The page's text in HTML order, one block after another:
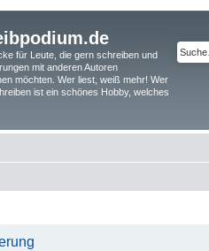
für Leute, die gern schreiben und
mit anderen Autoren
möchten. Wer liest, weiß mehr! Wer
ist ein schönes Hobby, welches